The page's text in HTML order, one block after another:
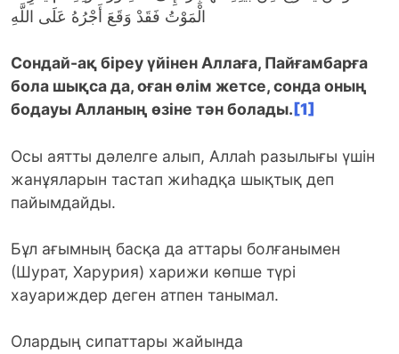
الْمَوْتُ فَقَدْ وَقَعَ أَجْرُهُ عَلَى اللَّهِ
Сондай-ақ біреу үйінен Аллаға, Пайғамбарға
бола шықса да, оған өлім жетсе, сонда оның
бодауы Алланың өзіне тән болады. [1]
Осы аятты дәлелге алып, Аллаһ разылығы үшін
жанұяларын тастап жиһадқа шықтық деп
пайымдайды.
Бұл ағымның басқа да аттары болғанымен
(Шурат, Харурия) харижи көпше түрі
хауариждер деген атпен танымал.
Олардың сипаттары жайында